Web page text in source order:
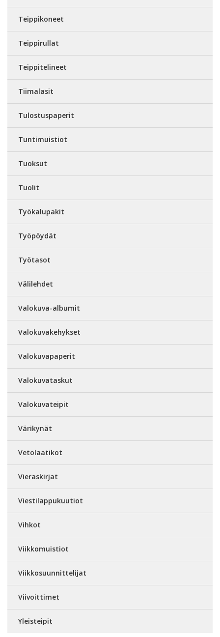
Teippikoneet
Teippirullat
Teippitelineet
Tiimalasit
Tulostuspaperit
Tuntimuistiot
Tuoksut
Tuolit
Työkalupakit
Työpöydät
Työtasot
Välilehdet
Valokuva-albumit
Valokuvakehykset
Valokuvapaperit
Valokuvataskut
Valokuvateipit
Värikynät
Vetolaatikot
Vieraskirjat
Viestilappukuutiot
Vihkot
Viikkomuistiot
Viikkosuunnittelijat
Viivoittimet
Yleisteipit